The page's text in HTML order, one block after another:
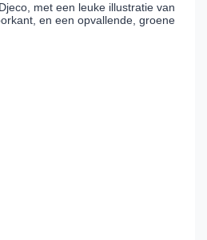
met een leuke illustratie van
en een opvallende, groene